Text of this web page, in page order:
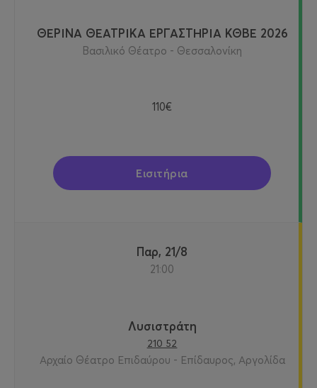
ΘΕΡΙΝΑ ΘΕΑΤΡΙΚΑ ΕΡΓΑΣΤΗΡΙΑ ΚΘΒΕ 2026
Βασιλικό Θέατρο - Θεσσαλονίκη
110€
Εισιτήρια
Παρ, 21/8
21:00
Λυσιστράτη
210 52
Αρχαίο Θέατρο Επιδαύρου - Επίδαυρος, Αργολίδα